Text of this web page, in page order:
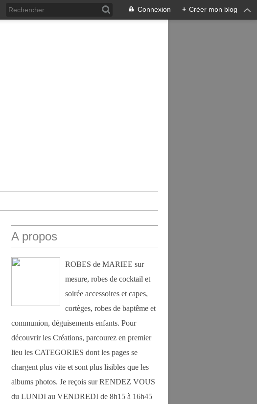
Connexion + Créer mon blog
A propos
ROBES de MARIEE sur
mesure, robes de cocktail et
soirée accessoires et capes,
cortèges, robes de baptême et
communion, déguisements enfants. Pour
découvrir les Créations, parcourez en premier
lieu les CATEGORIES dont les pages se
chargent plus vite et sont plus lisibles que les
albums photos. Je reçois sur RENDEZ VOUS
du LUNDI au VENDREDI de 8h15 à 16h45